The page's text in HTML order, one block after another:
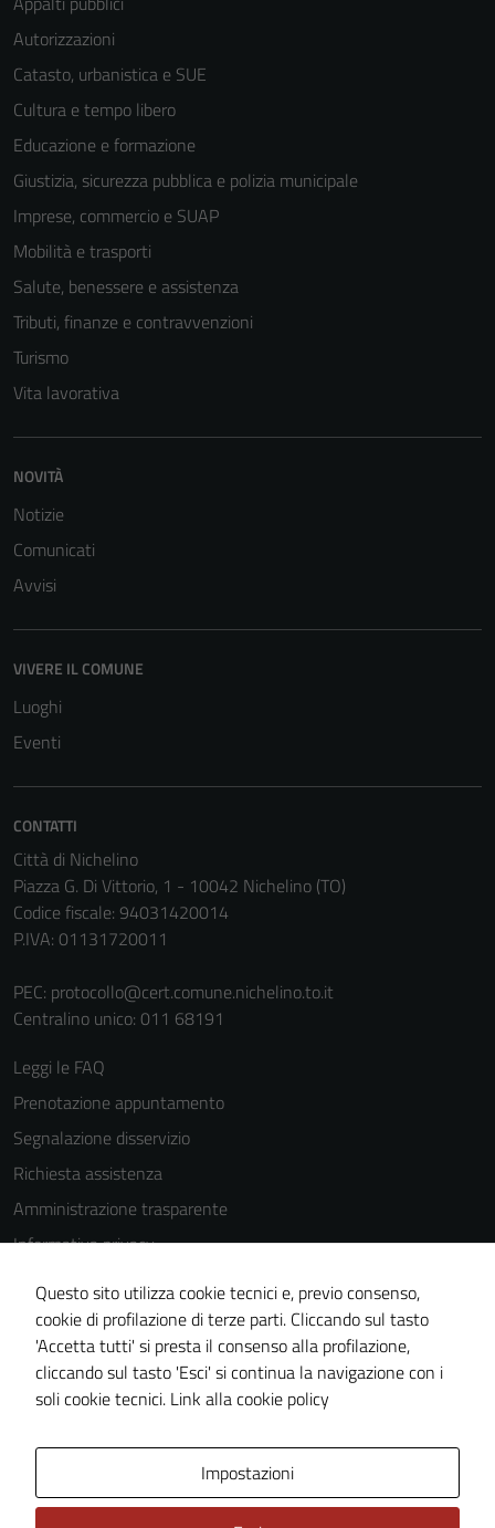
Autorizzazioni
Catasto, urbanistica e SUE
Cultura e tempo libero
Educazione e formazione
Giustizia, sicurezza pubblica e polizia municipale
Imprese, commercio e SUAP
Mobilità e trasporti
Salute, benessere e assistenza
Tributi, finanze e contravvenzioni
Turismo
Vita lavorativa
NOVITÀ
Notizie
Comunicati
Avvisi
VIVERE IL COMUNE
Luoghi
Eventi
CONTATTI
Città di Nichelino
Piazza G. Di Vittorio, 1 - 10042 Nichelino (TO)
Codice fiscale: 94031420014
P.IVA: 01131720011
PEC: protocollo@cert.comune.nichelino.to.it
Centralino unico: 011 68191
Leggi le FAQ
Prenotazione appuntamento
Segnalazione disservizio
Richiesta assistenza
Amministrazione trasparente
Informativa privacy
Note legali
Dichiarazione di accessibilità
Piano di miglioramento del sito
Questo sito utilizza cookie tecnici e, previo consenso,
cookie di profilazione di terze parti. Cliccando sul tasto
'Accetta tutti' si presta il consenso alla profilazione,
cliccando sul tasto 'Esci' si continua la navigazione con i
soli cookie tecnici. Link alla cookie policy
Impostazioni
non raccolgono